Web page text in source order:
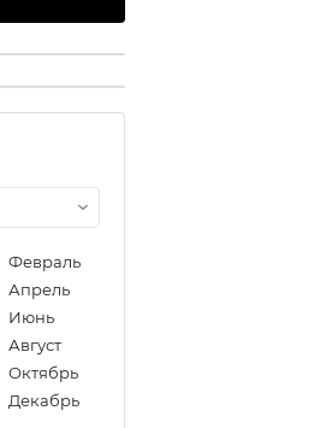
Февраль
Апрель
Июнь
Август
Октябрь
Декабрь